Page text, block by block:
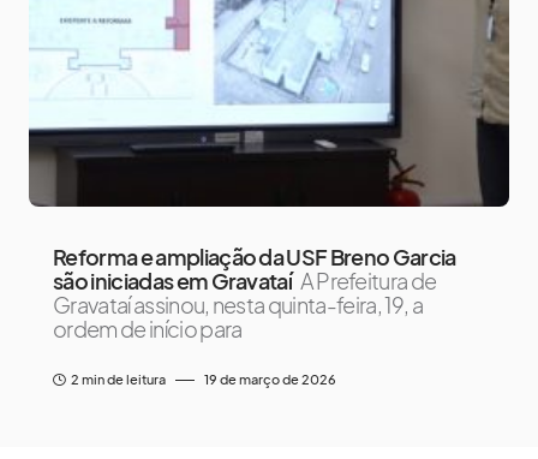
Reforma e ampliação da USF Breno Garcia
são iniciadas em Gravataí A Prefeitura de
Gravataí assinou, nesta quinta-feira, 19, a
ordem de início para
2 min de leitura 19 de março de 2026